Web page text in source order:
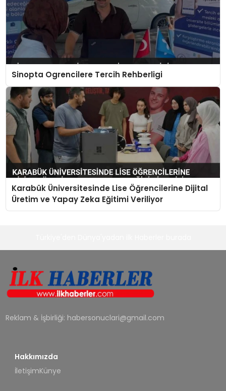
Sinopta Ogrencilere Tercih Rehberligi
Karabük Üniversitesinde Lise Öğrencilerine Dijital
Üretim ve Yapay Zeka Eğitimi Veriliyor
Reklam & İşbirliği: habersonuclari@gmail.com
Hakkımızda
İletişimKünye